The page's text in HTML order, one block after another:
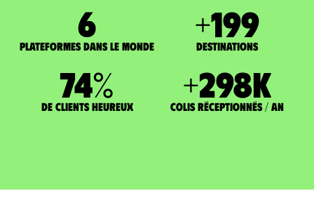
7
Plateformes dans le monde
+200
DESTINATIONS
75%
de clients heureux
+300K
Colis réceptionnés / an